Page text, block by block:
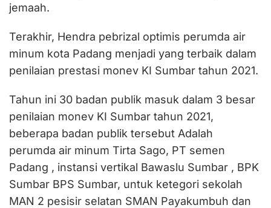
jemaah.
Terakhir, Hendra pebrizal optimis perumda air
minum kota Padang menjadi yang terbaik dalam
penilaian prestasi monev KI Sumbar tahun 2021.
Tahun ini 30 badan publik masuk dalam 3 besar
penilaian monev KI Sumbar tahun 2021,
beberapa badan publik tersebut Adalah
perumda air minum Tirta Sago, PT semen
Padang , instansi vertikal Bawaslu Sumbar , BPK
Sumbar BPS Sumbar, untuk ketegori sekolah
MAN 2 pesisir selatan SMAN Payakumbuh dan